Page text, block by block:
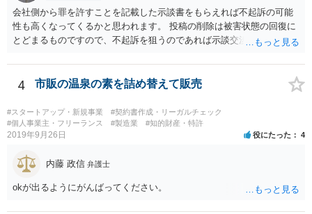
会社側から罪を許すことを記載した示談書をもらえれば不起訴の可能
性も高くなってくるかと思われます。 投稿の削除は被害状態の回復に
とどまるものですので、不起訴を狙うのであれば示談交渉はされた方
4 市販の温泉の素を詰め替えて販売
#スタートアップ・新規事業
#契約書作成・リーガルチェック
#個人事業主・フリーランス
#製造業 #知的財産・特許
2019年9月26日 役にたった 4
内藤 政信 弁護士
okが出るようにがんばってください。